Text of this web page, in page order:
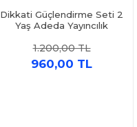
Dikkati Güçlendirme Seti 2
Yaş Adeda Yayıncılık
1.200,00 TL
960,00 TL